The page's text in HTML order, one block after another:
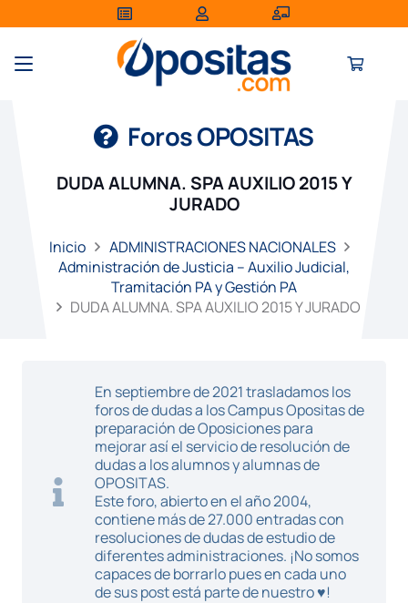
Foros OPOSITAS
DUDA ALUMNA. SPA AUXILIO 2015 Y
JURADO
Inicio
ADMINISTRACIONES NACIONALES
Administración de Justicia – Auxilio Judicial,
Tramitación PA y Gestión PA
DUDA ALUMNA. SPA AUXILIO 2015 Y JURADO
En septiembre de 2021 trasladamos los
foros de dudas a los Campus Opositas de
preparación de Oposiciones para
mejorar así el servicio de resolución de
dudas a los alumnos y alumnas de
OPOSITAS.
Este foro, abierto en el año 2004,
contiene más de 27.000 entradas con
resoluciones de dudas de estudio de
diferentes administraciones. ¡No somos
capaces de borrarlo pues en cada uno
de sus post está parte de nuestro ♥!